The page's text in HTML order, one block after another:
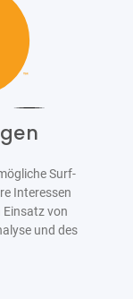
Surf-
Interessen
von
und des